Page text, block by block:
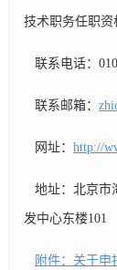
技术职务任职资
联系电话：
联系邮箱：
网址： http://
地址：北京市
发中心东楼101
附件：关于申